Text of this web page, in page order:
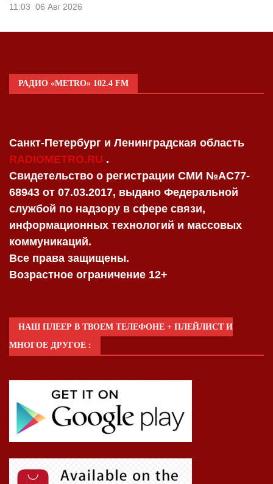
11:03 06 Авг 2026
РАДИО «METRO» 102.4 FM
Санкт-Петербург и Ленинградская область
RADIOMETRO.RU .
Свидетельство о регистрации СМИ №AC77-
68943 от 07.03.2017, выдано Федеральной
службой по надзору в сфере связи,
информационных технологий и массовых
коммуникаций.
Все права защищены.
Возрастное ограничение 12+
НАШ ПЛЕЕР В ТВОЕМ ТЕЛЕФОНЕ + ПЛЕЙЛИСТ И
МНОГОЕ ДРУГОЕ :